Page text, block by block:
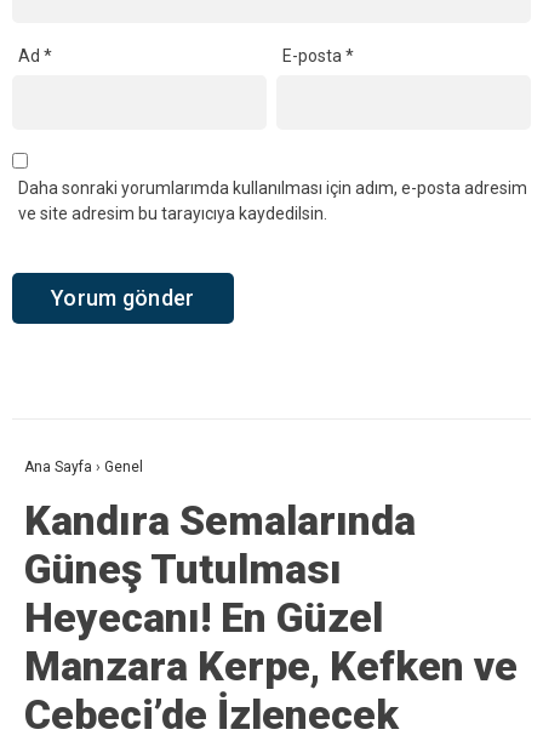
Ad * E-posta*
Daha sonraki yorumlarımda kullanılması için adım, e-posta adresim
ve site adresim bu tarayıcıya kaydedilsin.
Ana Sayfa › Genel
Kandıra Semalarında
Güneş Tutulması
Heyecanı! En Güzel
Manzara Kerpe, Kefken ve
Cebeci’de İzlenecek